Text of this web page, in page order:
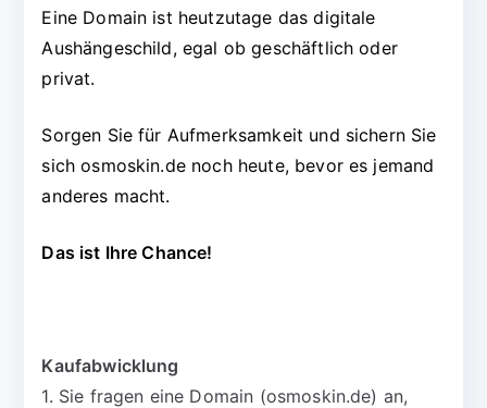
Eine Domain ist heutzutage das digitale
Aushängeschild, egal ob geschäftlich oder
privat.
Sorgen Sie für Aufmerksamkeit und sichern Sie
sich osmoskin.de noch heute, bevor es jemand
anderes macht.
Das ist Ihre Chance!
Kaufabwicklung
1. Sie fragen eine Domain (osmoskin.de) an,